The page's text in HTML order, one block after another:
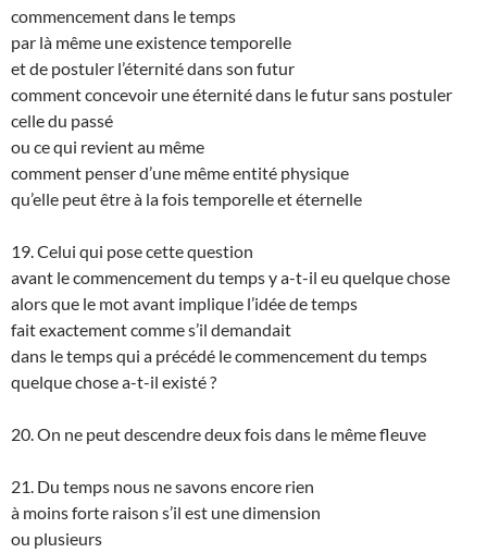
commencement dans le temps
par là même une existence temporelle
et de postuler l’éternité dans son futur
comment concevoir une éternité dans le futur sans postuler
celle du passé
ou ce qui revient au même
comment penser d’une même entité physique
qu’elle peut être à la fois temporelle et éternelle
19. Celui qui pose cette question
avant le commencement du temps y a-t-il eu quelque chose
alors que le mot avant implique l’idée de temps
fait exactement comme s’il demandait
dans le temps qui a précédé le commencement du temps
quelque chose a-t-il existé ?
20. On ne peut descendre deux fois dans le même fleuve
21. Du temps nous ne savons encore rien
à moins forte raison s’il est une dimension
ou plusieurs